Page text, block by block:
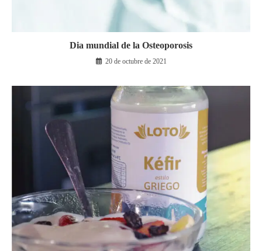
Dia mundial de la Osteoporosis
20 de octubre de 2021